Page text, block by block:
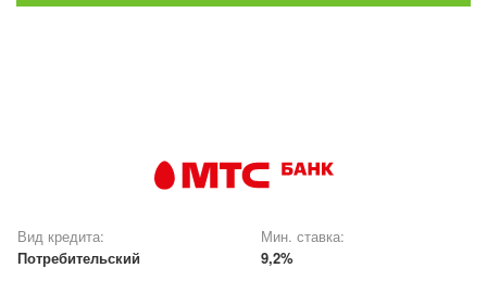
Вид кредита:
Потребительский
Мин. ставка:
9,2%